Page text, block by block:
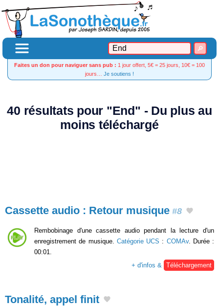
Faites un don pour naviguer sans pub : 1 jour offert, 5€ = 25 jours, 10€ = 100
jours… Je soutiens !
40 résultats pour "End" - Du plus au
moins téléchargé
Cassette audio : Retour musique #8
Rembobinage d'une cassette audio pendant la lecture d'un
enregistrement de musique. Catégorie UCS : COMAv. Durée :
00:01.
+ d'infos &
Téléchargement
Tonalité, appel finit